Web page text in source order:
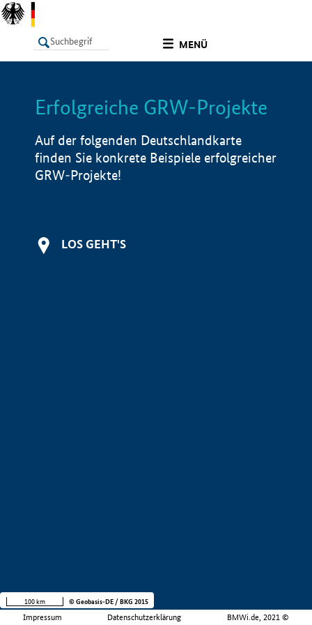
MENÜ
LISTE Info
Erfolgreiche GRW-Projekte
Auf der folgenden Deutschlandkarte
finden Sie konkrete Beispiele erfolgreicher
GRW-Projekte!
LOS GEHT'S
Impressum Datenschutzerklärung BMWi.de, 2021 ©
100 km © Geobasis-DE / BKG 2015